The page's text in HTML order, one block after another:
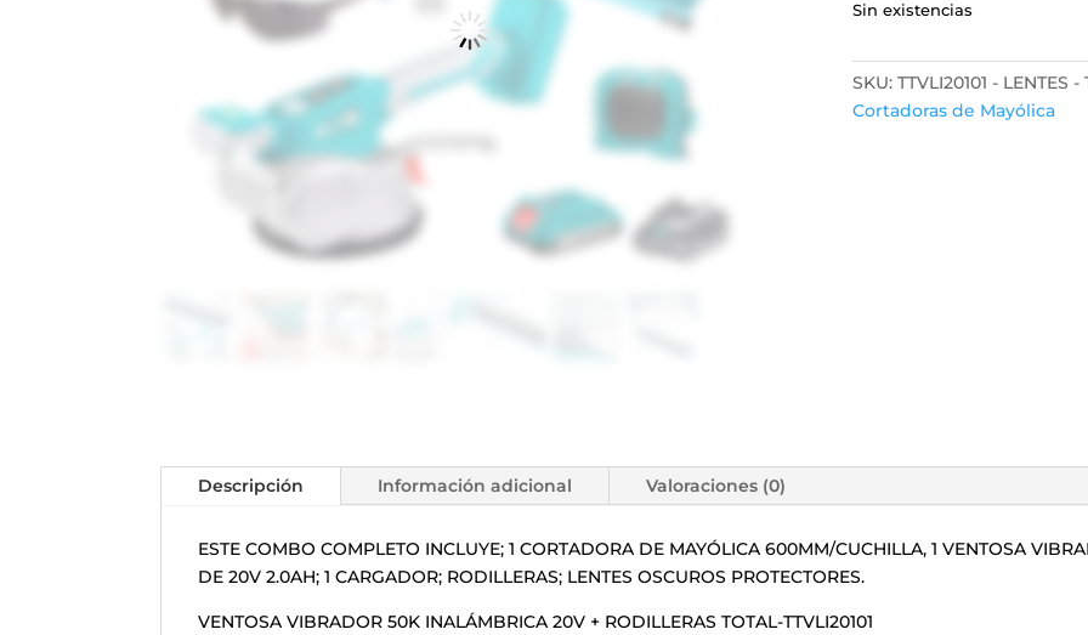
Sin existencias
SKU: TTVLI20101 - LENTES
Cortadoras de Mayólica
Descripción Información adicional Valoraciones (0)
ESTE COMBO COMPLETO INCLUYE; 1 CORTADORA DE MAYÓLICA 600MM/CUCHILLA, 1 VENTOSA
DE 20V 2.0AH; 1 CARGADOR; RODILLERAS; LENTES OSCUROS PROTECTORES.
VENTOSA VIBRADOR 50K INALÁMBRICA 20V + RODILLERAS TOTAL-TTVLI20101